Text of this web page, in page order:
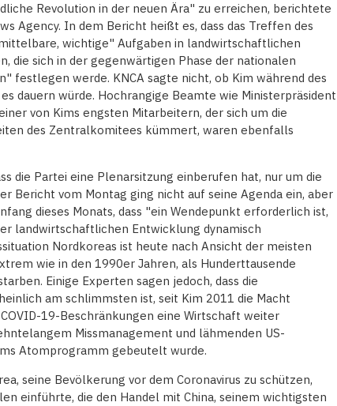
Revolution in der neuen Ära" zu erreichen, berichtete
Agency. In dem Bericht heißt es, dass das Treffen des
wichtige" Aufgaben in landwirtschaftlichen
die sich in der gegenwärtigen Phase der nationalen
festlegen werde. KNCA sagte nicht, ob Kim während des
dauern würde. Hochrangige Beamte wie Ministerpräsident
von Kims engsten Mitarbeitern, der sich um die
des Zentralkomitees kümmert, waren ebenfalls
die Partei eine Plenarsitzung einberufen hat, nur um die
Bericht vom Montag ging nicht auf seine Agenda ein, aber
dieses Monats, dass "ein Wendepunkt erforderlich ist,
landwirtschaftlichen Entwicklung dynamisch
Nordkoreas ist heute nach Ansicht der meisten
wie in den 1990er Jahren, als Hunderttausende
Einige Experten sagen jedoch, dass die
am schlimmsten ist, seit Kim 2011 die Macht
19-Beschränkungen eine Wirtschaft weiter
Missmanagement und lähmenden US-
Atomprogramm gebeutelt wurde.
seine Bevölkerung vor dem Coronavirus zu schützen,
einführte, die den Handel mit China, seinem wichtigsten